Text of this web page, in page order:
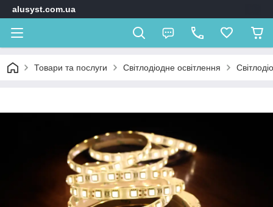
alusyst.com.ua
Товари та послуги Світлодіодне освітлення